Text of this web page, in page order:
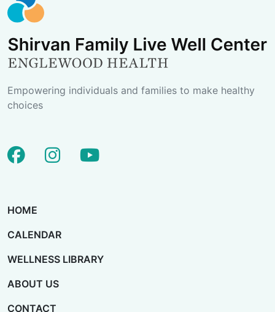
Empowering individuals and families to make healthy
choices
facebook
instagram
youtube
HOME
CALENDAR
WELLNESS LIBRARY
ABOUT US
CONTACT